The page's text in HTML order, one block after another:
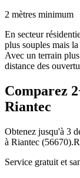
2 mètres minimum
En secteur
plus souples mais
Avec un terrain
distance des
Comparez
Riantec
Obtenez jusqu'à 3
à Riantec (56670).
Service gratuit et